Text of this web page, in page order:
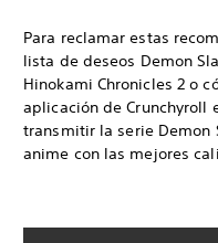
Para reclamar estas
lista de deseos Demon
Hinokami Chronicles 2 o
aplicación de Crunchyroll
transmitir la serie Demon
anime con las mejores